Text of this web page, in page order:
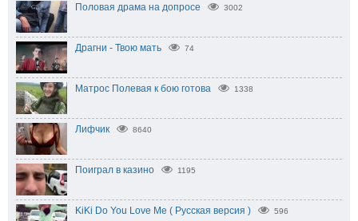
Половая драма на допросе 3002
Драгни - Твою мать 74
Матрос Полевая к бою готова 1338
Лифчик 8640
Поиграл в казино 1195
KiKi Do You Love Me ( Русская версия ) 596